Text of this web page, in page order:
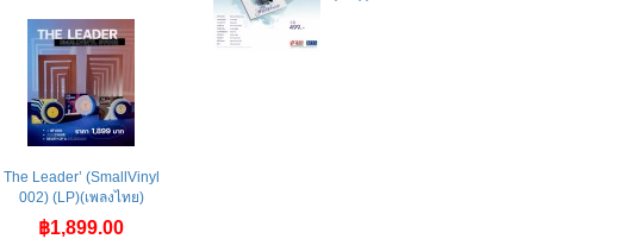
The Leader’ (SmallVinyl
002) (LP)(เพลงไทย)
฿1,899.00